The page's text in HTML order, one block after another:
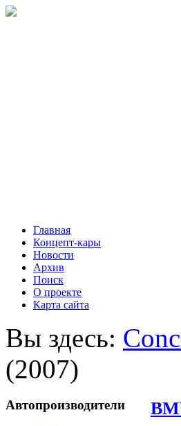
Главная
Концепт-кары
Новости
Архив
Поиск
О проекте
Карта сайта
Вы здесь:
(2007)
Автопроизводители